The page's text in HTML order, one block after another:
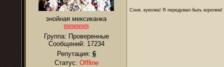
знойная мексиканка
Группа: Проверенные
Сообщений: 17234
Репутация: 6
Статус: Offline
Соня, куколка! Я передумал быть